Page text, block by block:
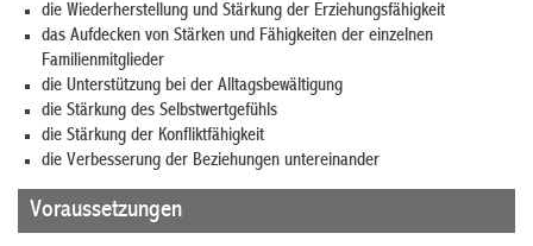
die Wiederherstellung und Stärkung der Erziehungsfähigkeit
das Aufdecken von Stärken und Fähigkeiten der einzelnen
Familienmitglieder
die Unterstützung bei der Alltagsbewältigung
die Stärkung des Selbstwertgefühls
die Stärkung der Konfliktfähigkeit
die Verbesserung der Beziehungen untereinander
Voraussetzungen